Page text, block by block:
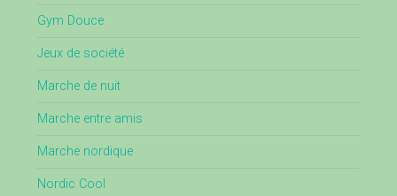
Gym Douce
Jeux de société
Marche de nuit
Marche entre amis
Marche nordique
Nordic Cool